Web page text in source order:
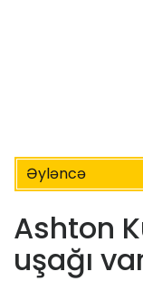
Əyləncə
Ashton
uşağı